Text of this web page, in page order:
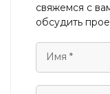
свяжемся с
обсудить